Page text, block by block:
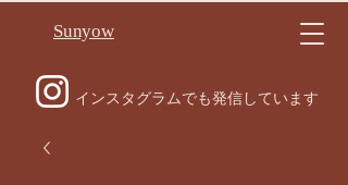
Sunyow
インスタグラムでも発信しています